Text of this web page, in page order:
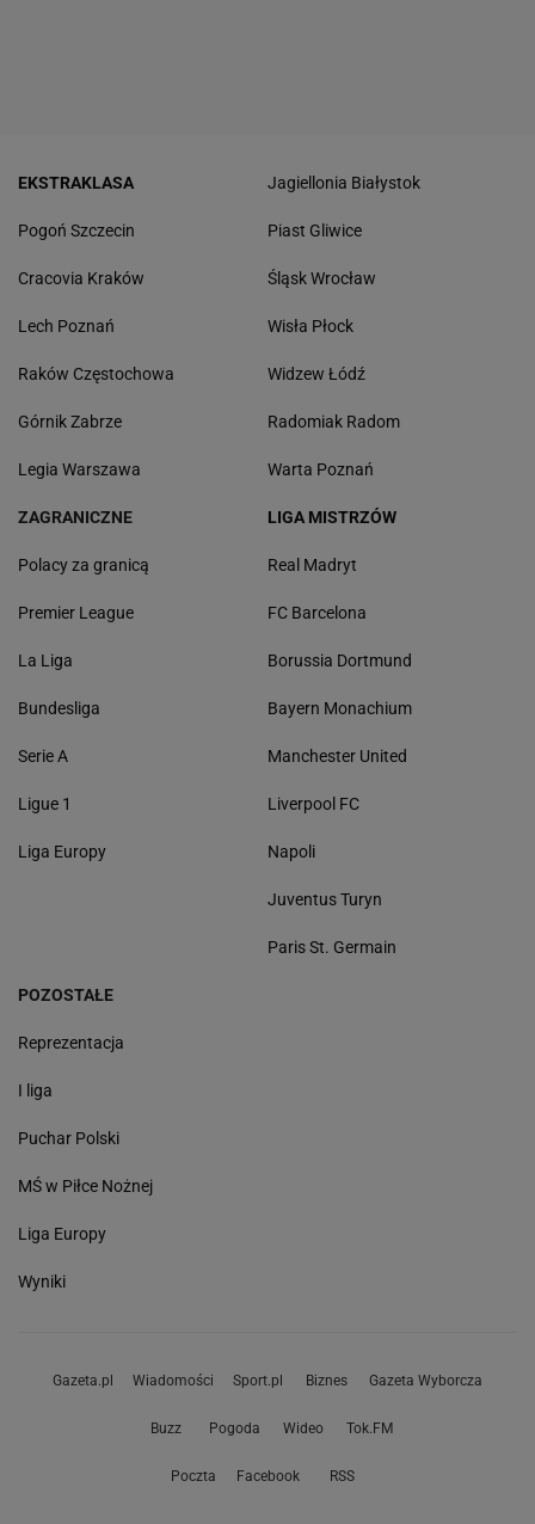
EKSTRAKLASA
Pogoń Szczecin
Cracovia Kraków
Lech Poznań
Raków Częstochowa
Górnik Zabrze
Legia Warszawa
Jagiellonia Białystok
Piast Gliwice
Śląsk Wrocław
Wisła Płock
Widzew Łódź
Radomiak Radom
Warta Poznań
ZAGRANICZNE
Polacy za granicą
Premier League
La Liga
Bundesliga
Serie A
Ligue 1
Liga Europy
LIGA MISTRZÓW
Real Madryt
FC Barcelona
Borussia Dortmund
Bayern Monachium
Manchester United
Liverpool FC
Napoli
Juventus Turyn
Paris St. Germain
POZOSTAŁE
Reprezentacja
I liga
Puchar Polski
MŚ w Piłce Nożnej
Liga Europy
Wyniki
Gazeta.pl Wiadomości Sport.pl Biznes Gazeta Wyborcza
Buzz Pogoda Wideo Tok.FM
Poczta Facebook RSS